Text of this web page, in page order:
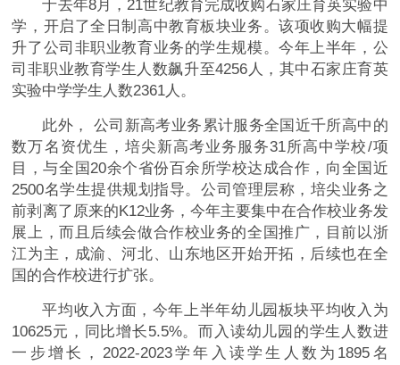
于去年8月，21世纪教育完成收购石家庄育英实验中
学，开启了全日制高中教育板块业务。该项收购大幅提
升了公司非职业教育业务的学生规模。今年上半年，公
司非职业教育学生人数飙升至4256人，其中石家庄育英
实验中学学生人数2361人。
此外， 公司新高考业务累计服务全国近千所高中的
数万名资优生，培尖新高考业务服务31所高中学校/项
目，与全国20余个省份百余所学校达成合作，向全国近
2500名学生提供规划指导。公司管理层称，培尖业务之
前剥离了原来的K12业务，今年主要集中在合作校业务发
展上，而且后续会做合作校业务的全国推广，目前以浙
江为主，成渝、河北、山东地区开始开拓，后续也在全
国的合作校进行扩张。
平均收入方面，今年上半年幼儿园板块平均收入为
10625元，同比增长5.5%。而入读幼儿园的学生人数进
一步增长，2022-2023学年入读学生人数为1895名